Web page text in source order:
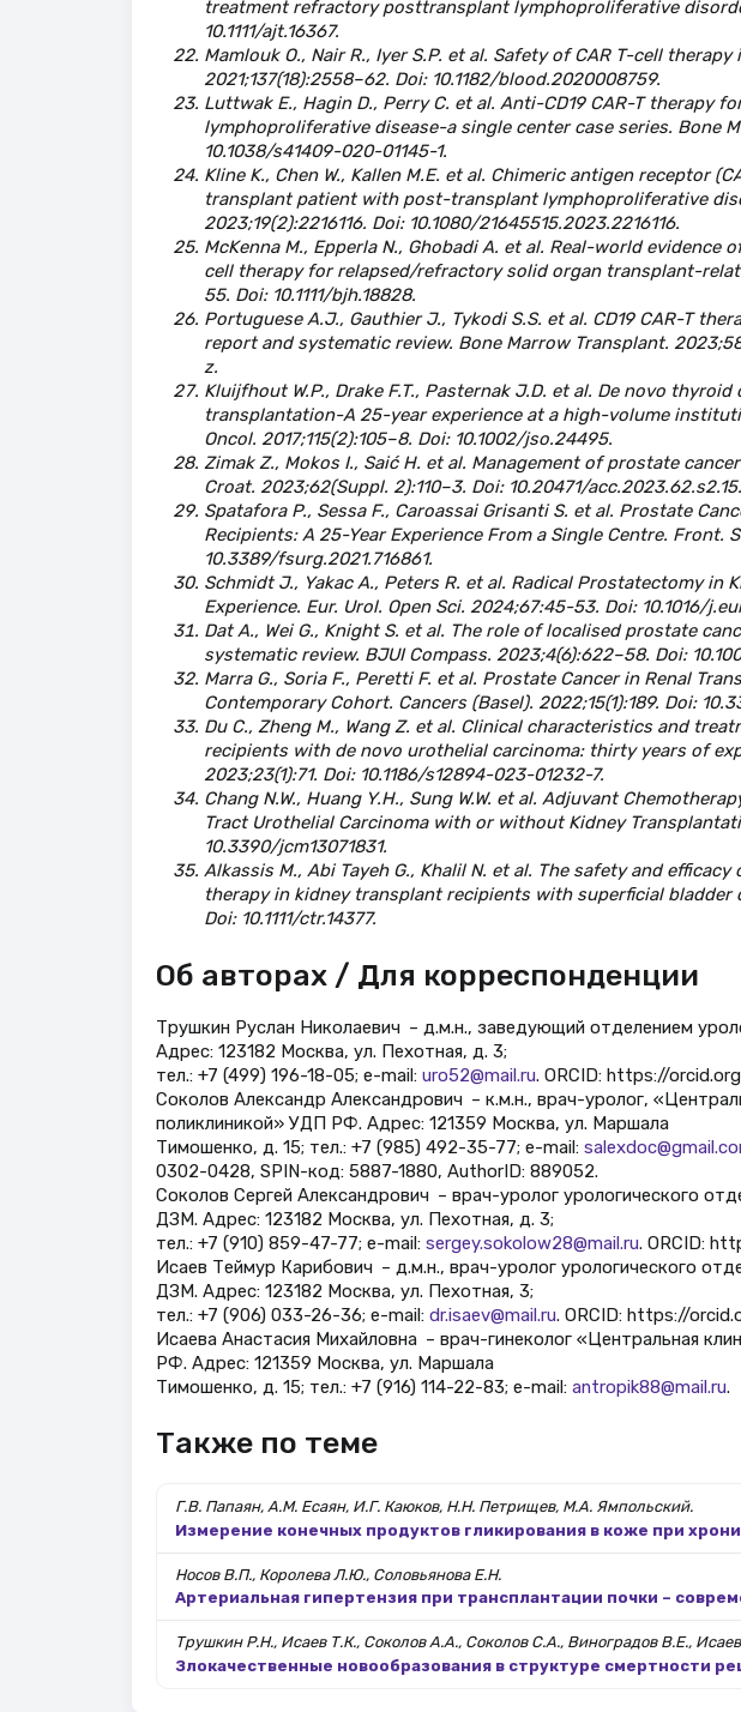
treatment refractory posttransplant lymphoproliferative
10.1111/ajt.16367.
Mamlouk O., Nair R., Iyer S.P. et al. Safety of CAR T-cell
2021;137(18):2558–62. Doi: 10.1182/blood.2020008759.
Luttwak E., Hagin D., Perry C. et al. Anti-CD19 CAR-T therapy
lymphoproliferative disease-a single center case series. Bone
10.1038/s41409-020-01145-1.
Kline K., Chen W., Kallen M.E. et al. Chimeric antigen receptor
transplant patient with post-transplant lymphoproliferative
2023;19(2):2216116. Doi: 10.1080/21645515.2023.2216116.
McKenna M., Epperla N., Ghobadi A. et al. Real-world evidence
cell therapy for relapsed/refractory solid organ transplant-
55. Doi: 10.1111/bjh.18828.
Portuguese A.J., Gauthier J., Tykodi S.S. et al. CD19 CAR-T
report and systematic review. Bone Marrow Transplant.
z.
Kluijfhout W.P., Drake F.T., Pasternak J.D. et al. De novo
transplantation-A 25-year experience at a high-volume
Oncol. 2017;115(2):105–8. Doi: 10.1002/jso.24495.
Zimak Z., Mokos I., Saić H. et al. Management of prostate
Croat. 2023;62(Suppl. 2):110–3. Doi: 10.20471/acc.2023.62.s2.15.
Spatafora P., Sessa F., Caroassai Grisanti S. et al. Prostate
Recipients: A 25-Year Experience From a Single Centre. Front.
10.3389/fsurg.2021.716861.
Schmidt J., Yakac A., Peters R. et al. Radical Prostatectomy in
Experience. Eur. Urol. Open Sci. 2024;67:45-53. Doi: 10.1016/
Dat A., Wei G., Knight S. et al. The role of localised prostate
systematic review. BJUI Compass. 2023;4(6):622–58. Doi:
Marra G., Soria F., Peretti F. et al. Prostate Cancer in Renal
Contemporary Cohort. Cancers (Basel). 2022;15(1):189. Doi:
Du C., Zheng M., Wang Z. et al. Clinical characteristics and
recipients with de novo urothelial carcinoma: thirty years of
2023;23(1):71. Doi: 10.1186/s12894-023-01232-7.
Chang N.W., Huang Y.H., Sung W.W. et al. Adjuvant
Tract Urothelial Carcinoma with or without Kidney
10.3390/jcm13071831.
Alkassis M., Abi Tayeh G., Khalil N. et al. The safety and
therapy in kidney transplant recipients with superficial bladder
Doi: 10.1111/ctr.14377.
Об авторах / Для корреспонденции
Трушкин Руслан Николаевич – д.м.н., заведующий отделением
Адрес: 123182 Москва, ул. Пехотная, д. 3;
тел.: +7 (499) 196-18-05; е-mail: uro52@mail.ru. ORCID: https://
Соколов Александр Александрович – к.м.н., врач-уролог,
поликлиникой» УДП РФ. Адрес: 121359 Москва, ул. Маршала
Тимошенко, д. 15; тел.: +7 (985) 492-35-77; e-mail:
0302-0428, SPIN-код: 5887-1880, AuthorID: 889052.
Соколов Сергей Александрович – врач-уролог урологического
ДЗМ. Адрес: 123182 Москва, ул. Пехотная, д. 3;
тел.: +7 (910) 859-47-77; е-mail: sergey.sokolow28@mail.ru. ORCID:
Исаев Теймур Карибович – д.м.н., врач-уролог урологического
ДЗМ. Адрес: 123182 Москва, ул. Пехотная, 3;
тел.: +7 (906) 033-26-36; е-mail: dr.isaev@mail.ru. ORCID: https://
Исаева Анастасия Михайловна – врач-гинеколог «Центральная
РФ. Адрес: 121359 Москва, ул. Маршала
Тимошенко, д. 15; тел.: +7 (916) 114-22-83; e-mail: antropik88@mail.ru.
Также по теме
Г.В. Папаян, А.М. Есаян, И.Г. Каюков, Н.Н. Петрищев, М.А. Ямпольский.
Измерение конечных продуктов гликирования в коже при
Носов В.П., Королева Л.Ю., Соловьянова Е.Н.
Артериальная гипертензия при трансплантации почки –
Трушкин Р.Н., Исаев Т.К., Соколов А.А., Соколов С.А., Виноградов В.Е.,
Злокачественные новообразования в структуре смертности